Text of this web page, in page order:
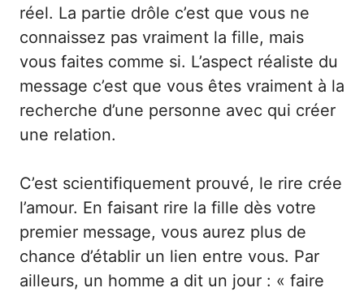
réel. La partie drôle c’est que vous ne
connaissez pas vraiment la fille, mais
vous faites comme si. L’aspect réaliste du
message c’est que vous êtes vraiment à la
recherche d’une personne avec qui créer
une relation.
C’est scientifiquement prouvé, le rire crée
l’amour. En faisant rire la fille dès votre
premier message, vous aurez plus de
chance d’établir un lien entre vous. Par
ailleurs, un homme a dit un jour : « faire